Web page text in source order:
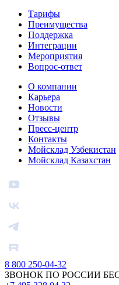
Тарифы
Преимущества
Поддержка
Интеграции
Мероприятия
Вопрос-ответ
О компании
Карьера
Новости
Отзывы
Пресс-центр
Контакты
Мойсклад Узбекистан
Мойсклад Казахстан
8 800 250-04-32
ЗВОНОК ПО РОССИИ